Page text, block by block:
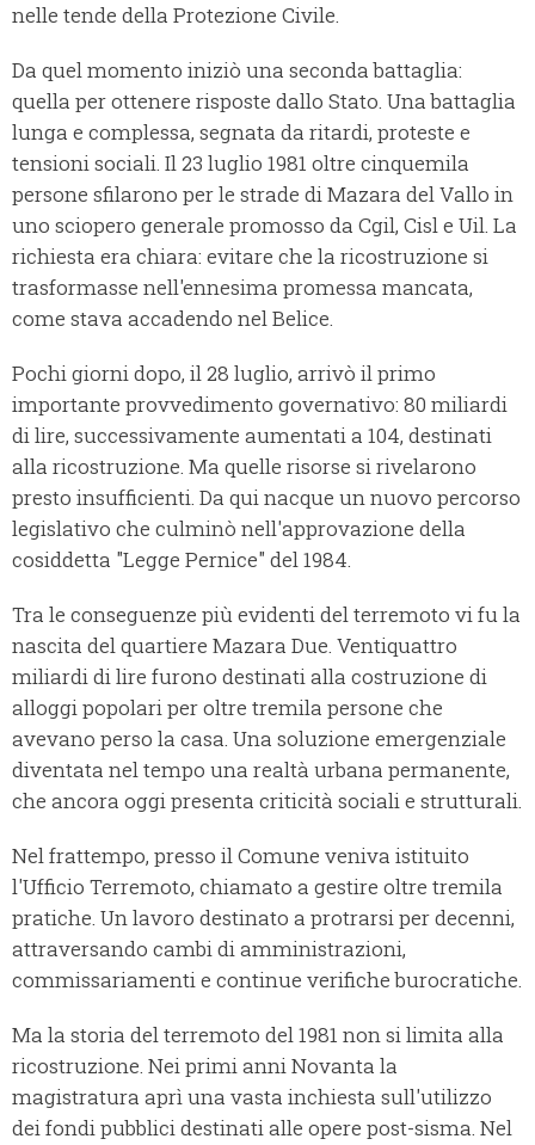
nelle tende della Protezione Civile.
Da quel momento iniziò una seconda battaglia:
quella per ottenere risposte dallo Stato. Una battaglia
lunga e complessa, segnata da ritardi, proteste e
tensioni sociali. Il 23 luglio 1981 oltre cinquemila
persone sfilarono per le strade di Mazara del Vallo in
uno sciopero generale promosso da Cgil, Cisl e Uil. La
richiesta era chiara: evitare che la ricostruzione si
trasformasse nell'ennesima promessa mancata,
come stava accadendo nel Belice.
Pochi giorni dopo, il 28 luglio, arrivò il primo
importante provvedimento governativo: 80 miliardi
di lire, successivamente aumentati a 104, destinati
alla ricostruzione. Ma quelle risorse si rivelarono
presto insufficienti. Da qui nacque un nuovo percorso
legislativo che culminò nell'approvazione della
cosiddetta "Legge Pernice" del 1984.
Tra le conseguenze più evidenti del terremoto vi fu la
nascita del quartiere Mazara Due. Ventiquattro
miliardi di lire furono destinati alla costruzione di
alloggi popolari per oltre tremila persone che
avevano perso la casa. Una soluzione emergenziale
diventata nel tempo una realtà urbana permanente,
che ancora oggi presenta criticità sociali e strutturali.
Nel frattempo, presso il Comune veniva istituito
l'Ufficio Terremoto, chiamato a gestire oltre tremila
pratiche. Un lavoro destinato a protrarsi per decenni,
attraversando cambi di amministrazioni,
commissariamenti e continue verifiche burocratiche.
Ma la storia del terremoto del 1981 non si limita alla
ricostruzione. Nei primi anni Novanta la
magistratura aprì una vasta inchiesta sull'utilizzo
dei fondi pubblici destinati alle opere post-sisma. Nel